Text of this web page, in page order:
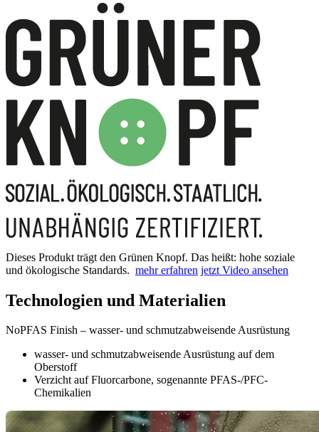
Dieses Produkt trägt den Grünen Knopf. Das heißt: hohe soziale
und ökologische Standards. mehr erfahren jetzt Video ansehen
Technologien und Materialien
NoPFAS Finish – wasser- und schmutzabweisende Ausrüstung
wasser- und schmutzabweisende Ausrüstung auf dem
Oberstoff
Verzicht auf Fluorcarbone, sogenannte PFAS-/PFC-
Chemikalien